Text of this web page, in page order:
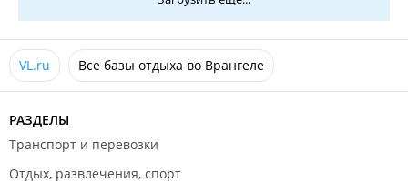
VL.ru Все базы отдыха во Врангеле
РАЗДЕЛЫ
Транспорт и перевозки
Отдых, развлечения, спорт